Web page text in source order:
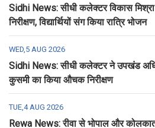
Sidhi News: सीधी कलेक्टर विकास मिश्रा
निरीक्षण, विद्यार्थियों संग किया रात्रि भोजन
WED,5 AUG 2026
Sidhi News: सीधी कलेक्टर ने उपखंड
कुसमी का किया औचक निरीक्षण
TUE,4 AUG 2026
Rewa News: रीवा से भोपाल और